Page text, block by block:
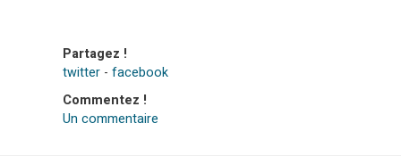
Partagez !
twitter - facebook
Commentez !
Un commentaire